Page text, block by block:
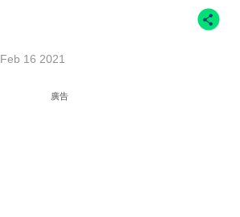
Feb 16 2021
廣告